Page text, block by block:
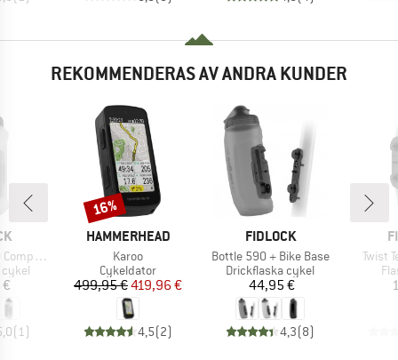
REKOMMENDERAS AV ANDRA KUNDER
Base
(1)
VARUMÄRKE
HAMMERHEAD
Produkter
Karoo
Produktgrupp
Cykeldator
Pris
499,95 €Reducerat pris
419,96 €
4,5(2)
Rabatt
16%
VARUMÄRKE
FIDLOCK
Produkter
Bottle 590 + Bike Base
Produktgrupp
Drickflaska cykel
Pris
44,95 €
4,3(8)
Twist